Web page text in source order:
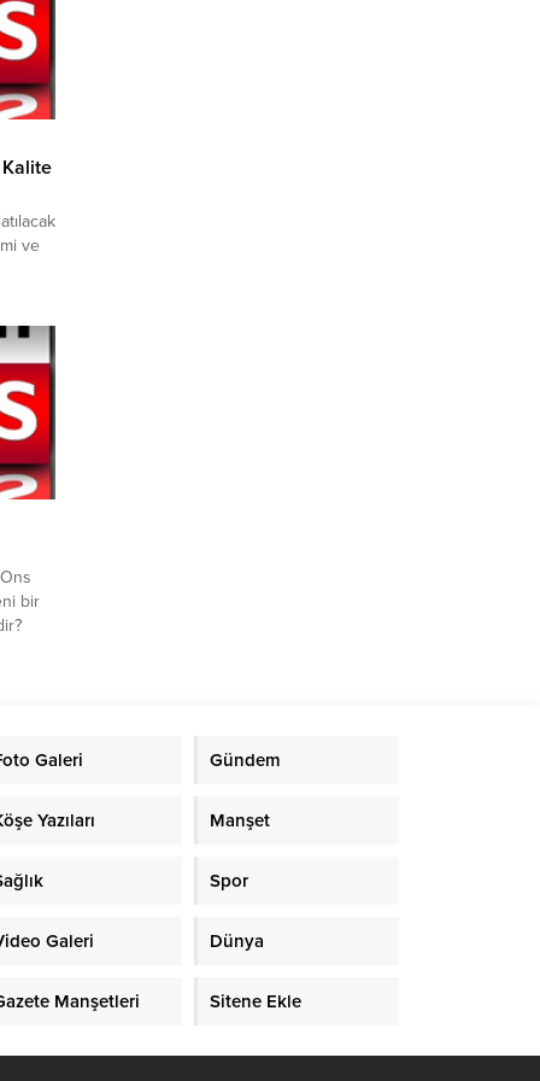
ve
bir
Galeri Gündem
Yazıları Manşet
Spor
Galeri Dünya
Manşetleri Sitene Ekle